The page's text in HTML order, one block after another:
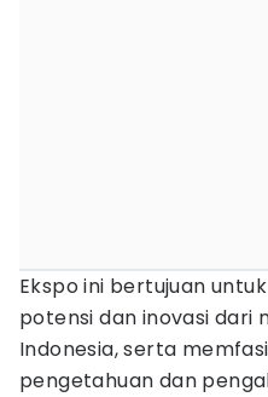
Ekspo ini bertujuan
potensi dan inovasi dari
Indonesia, serta
pengetahuan dan